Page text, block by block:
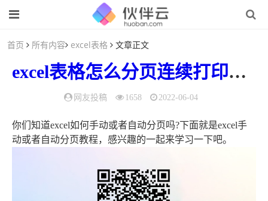
首页 所有内容 excel表格 文章正文
excel表格怎么分页连续打印（
网友投稿 1658 2022-06-04
你们知道excel如何手动或者自动分页吗?下面就是excel手
动或者自动分页教程，感兴趣的一起来学习一下吧。